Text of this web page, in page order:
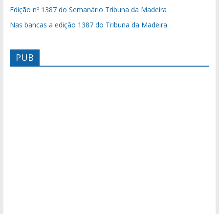
Edição nº 1387 do Semanário Tribuna da Madeira
Nas bancas a edição 1387 do Tribuna da Madeira
PUB